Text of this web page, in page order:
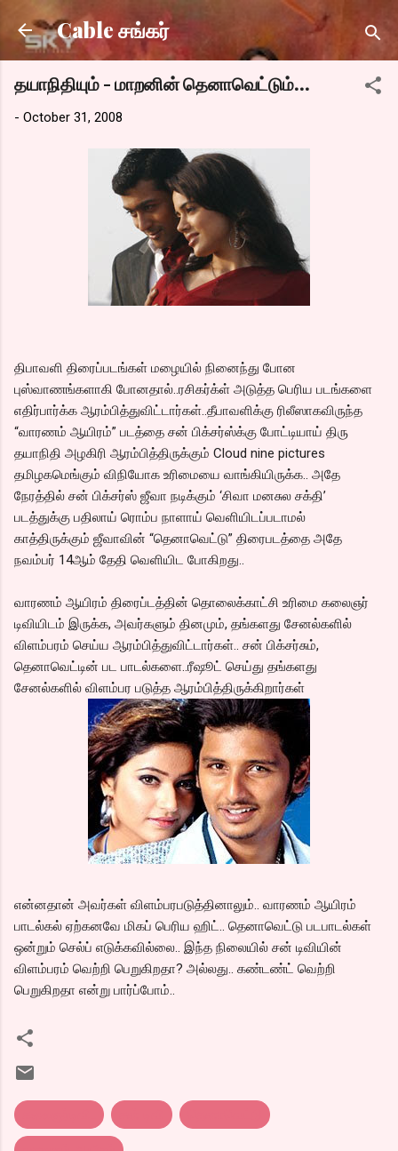
Skip to main content
Cable சங்கர்
தயாநிதியும் - மாறனின் தெனாவெட்டும்...
- October 31, 2008
திபாவளி திரைப்படங்கள் மழையில் நினைந்து போன
புஸ்வாணங்களாகி போனதால்..ரசிகர்க்ள் அடுத்த பெரிய படங்களை
எதிர்பார்க்க ஆரம்பித்துவிட்டார்கள்..தீபாவளிக்கு ரிலீஸாகவிருந்த
“வாரணம் ஆயிரம்” படத்தை சன் பிக்சர்ஸ்க்கு போட்டியாய் திரு
தயாநிதி அழகிரி ஆரம்பித்திருக்கும் Cloud nine pictures
தமிழகமெங்கும் விநியோக உரிமையை வாங்கியிருக்க.. அதே
நேரத்தில் சன் பிக்சர்ஸ் ஜீவா நடிக்கும் ‘சிவா மனசுல சக்தி’
படத்துக்கு பதிலாய் ரொம்ப நாளாய் வெளியிடப்படாமல்
காத்திருக்கும் ஜீவாவின் “தெனாவெட்டு” திரைபடத்தை அதே
நவம்பர் 14ஆம் தேதி வெளியிட போகிறது..
வாரணம் ஆயிரம் திரைப்டத்தின் தொலைக்காட்சி உரிமை கலைஞர்
டிவியிடம் இருக்க, அவர்களும் தினமும், தங்களது சேனல்களில்
விளம்பரம் செய்ய ஆரம்பித்துவிட்டார்கள்.. சன் பிக்சர்சும்,
தெனாவெட்டின் பட பாடல்களை..ரீஷூட் செய்து தங்களது
சேனல்களில் விளம்பர படுத்த ஆரம்பித்திருக்கிறார்கள்
என்னதான் அவர்கள் விளம்பரபடுத்தினாலும்.. வாரணம் ஆயிரம்
பாடல்கல் ஏற்கனவே மிகப் பெரிய ஹிட்.. தெனாவெட்டு படபாடல்கள்
ஒன்றும் செல்ப் எடுக்கவில்லை.. இந்த நிலையில் சன் டிவியின்
விளம்பரம் வெற்றி பெறுகிறதா? அல்லது.. கண்டண்ட் வெற்றி
பெறுகிறதா என்று பார்ப்போம்..